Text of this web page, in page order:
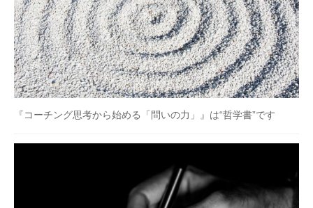
『コーチング思考から始める「問いの力」』は“哲学書”です